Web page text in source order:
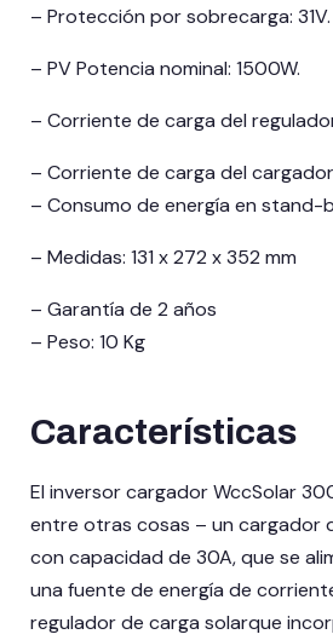
– Protección por sobrecarga: 31V.
– PV Potencia nominal: 1500W.
– Corriente de carga del
– Corriente de carga del
– Consumo de energía en stand-
– Medidas: 131 x 272 x 352 mm
– Garantía de 2 años
– Peso: 10 Kg
Características
El inversor cargador WccSolar
entre otras cosas – un cargador
con capacidad de 30A, que se
una fuente de energía de
regulador de carga solarque